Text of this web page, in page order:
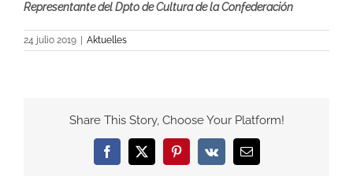
Representante del Dpto de Cultura de la Confederación
24 julio 2019 Aktuelles
Share This Story, Choose Your Platform!
Facebook
X Pinterest
Vk Email